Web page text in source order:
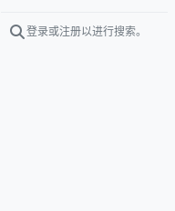
登录或注册以进行搜索。